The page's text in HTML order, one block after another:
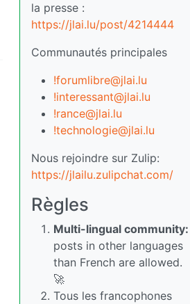
la presse :
https://jlai.lu/post/4214444
Communautés principales
!forumlibre@jlai.lu
!interessant@jlai.lu
!rance@jlai.lu
!technologie@jlai.lu
Nous rejoindre sur Zulip:
https://jlailu.zulipchat.com/
Règles
Multi-lingual community:
posts in other languages
than French are allowed.
🚀
Tous les francophones